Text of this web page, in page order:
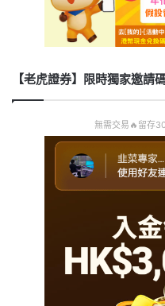
【老虎證券】限時獨家邀請
無需交易🔥留存